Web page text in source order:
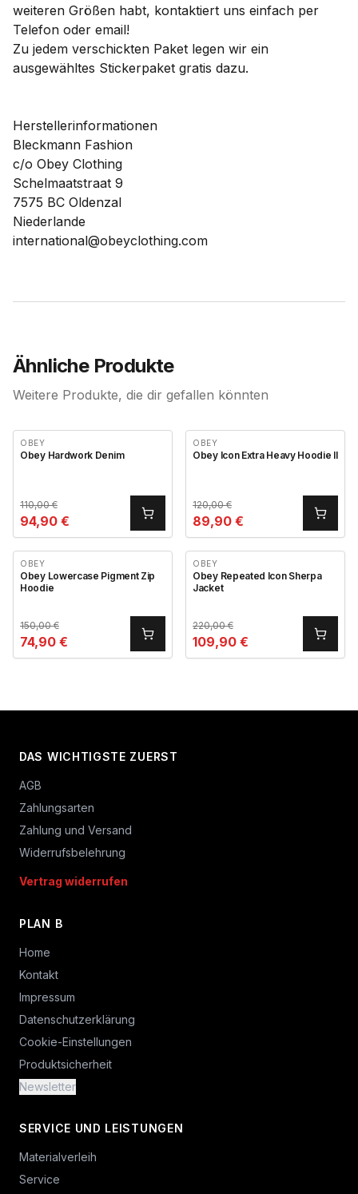
weiteren Größen habt, kontaktiert uns einfach per
Telefon oder email!
Zu jedem verschickten Paket legen wir ein
ausgewähltes Stickerpaket gratis dazu.
Herstellerinformationen
Bleckmann Fashion
c/o Obey Clothing
Schelmaatstraat 9
7575 BC Oldenzal
Niederlande
international@obeyclothing.com
Ähnliche Produkte
Weitere Produkte, die dir gefallen könnten
OBEY
Obey Hardwork Denim
110,00€
94,90 €
OBEY
Obey Icon Extra Heavy Hoodie II
120,00€
89,90 €
OBEY
Obey Lowercase Pigment Zip
Hoodie
150,00€
74,90 €
OBEY
Obey Repeated Icon Sherpa
Jacket
220,00€
109,90 €
DAS WICHTIGSTE ZUERST
AGB
Zahlungsarten
Zahlung und Versand
Widerrufsbelehrung
Vertrag widerrufen
PLAN B
Home
Kontakt
Impressum
Datenschutzerklärung
Cookie-Einstellungen
Produktsicherheit
Newsletter
SERVICE UND LEISTUNGEN
Materialverleih
Service